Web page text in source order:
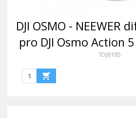
DJI OSMO - NEEWER
pro DJI Osmo Action
4
1DJ8185